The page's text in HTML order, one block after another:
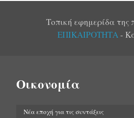
Τοπική εφημερίδα της
ΕΠΙΚΑΙΡΟΤΗΤΑ-
Οικονομία
Νέα εποχή για τις συντάξεις